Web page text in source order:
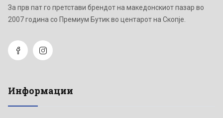
Зa прв пат го претстави брендот на македонскиот пазар во
2007 година со Премиум Бутик во центарот на Скопје.
Информации